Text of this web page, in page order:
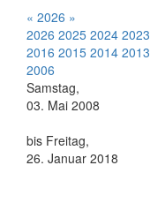
« 2026 »
2026 2025 2024 2023
2016 2015 2014 2013
2006
Samstag,
03. Mai 2008
bis Freitag,
26. Januar 2018